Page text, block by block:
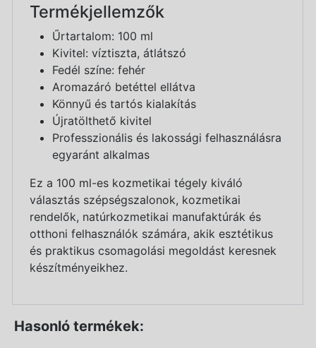
Termékjellemzők
Űrtartalom: 100 ml
Kivitel: víztiszta, átlátszó
Fedél színe: fehér
Aromazáró betéttel ellátva
Könnyű és tartós kialakítás
Újratölthető kivitel
Professzionális és lakossági felhasználásra
egyaránt alkalmas
Ez a 100 ml-es kozmetikai tégely kiváló
választás szépségszalonok, kozmetikai
rendelők, natúrkozmetikai manufaktúrák és
otthoni felhasználók számára, akik esztétikus
és praktikus csomagolási megoldást keresnek
készítményeikhez.
Hasonló termékek: